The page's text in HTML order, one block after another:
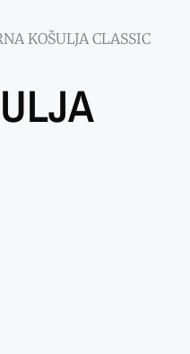
KOŠULJA CLASSIC